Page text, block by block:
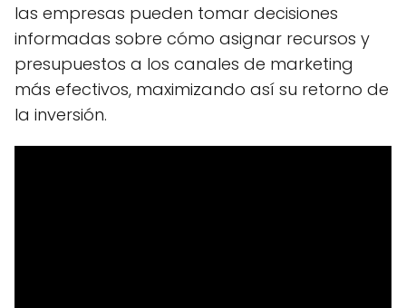
las empresas pueden tomar decisiones
informadas sobre cómo asignar recursos y
presupuestos a los canales de marketing
más efectivos, maximizando así su retorno de
la inversión.